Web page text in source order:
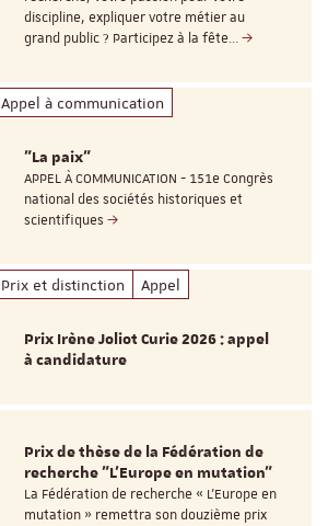
discipline, expliquer votre métier au
grand public ? Participez à la fête…
Appel à communication
"La paix"
APPEL À COMMUNICATION - 151e Congrès
national des sociétés historiques et
scientifiques
Prix et distinction Appel
Prix Irène Joliot Curie 2026 : appel
à candidature
Prix de thèse de la Fédération de
recherche "L’Europe en mutation"
La Fédération de recherche « L’Europe en
mutation » remettra son douzième prix